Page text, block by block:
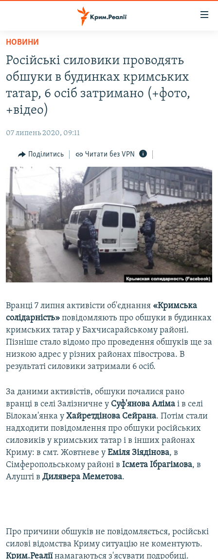
Перейти
основного
матеріалу
Перейти
до
основної
Перейти
пошуку
ВОДА.КРИМ
ВІДЕО ТА ФОТО
ПОЛІТИКА
ІНТЕРВ'Ю
ВСЕ ЗА ДЕНЬ
СПЕЦПРОЕКТИ
ДЕПОРТАЦІЯ
ВІДЕОУРОКИ «ELIFBE»
СВІДЧЕННЯ ОКУПАЦІЇ
УКРАЇНСЬКА ПРОБЛЕМА КРИМУ
ІНФОГРАФІКА
ЯК ОБІЙТИ БЛОКУВАННЯ
Русский
Qırımtatar
ДОЛУЧАЙСЯ!
Усі сайти RFE/RL
НОВИНИ
Російські силовики проводять
обшуки в будинках кримських
татар, 6 осіб затримано (+фото,
+відео)
07 липень 2020, 09:11
Поділитись Читати без VPN
Вранці 7 липня активісти об'єднання «Кримська
солідарність» повідомляють про обшуки в будинках
кримських татар у Бахчисарайському районі.
Пізніше стало відомо про проведення обшуків ще за
низкою адрес у різних районах півострова. В
результаті силовики затримали 6 осіб.
За даними активістів, обшуки почалися рано
вранці в селі Залізничне у Суф'янова Аліма і в селі
Білокам'янка у Хайретдінова Сейрана. Потім стали
надходити повідомлення про обшуки російських
силовиків у кримських татар і в інших районах
Криму: в смт. Жовтневе у Еміля Зіядінова, в
Сімферопольському районі в Ісмета Ібрагімова, в
Алушті в Дилявера Меметова.​
Про причини обшуків не повідомляється, російські
силові відомства Криму ситуацію не коментують.
Крим.Реаліїнамагаються з'ясувати подробиці.